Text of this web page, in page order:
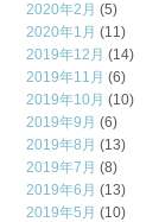
2020年2月 (5)
2020年1月 (11)
2019年12月 (14)
2019年11月 (6)
2019年10月 (10)
2019年9月 (6)
2019年8月 (13)
2019年7月 (8)
2019年6月 (13)
2019年5月 (10)